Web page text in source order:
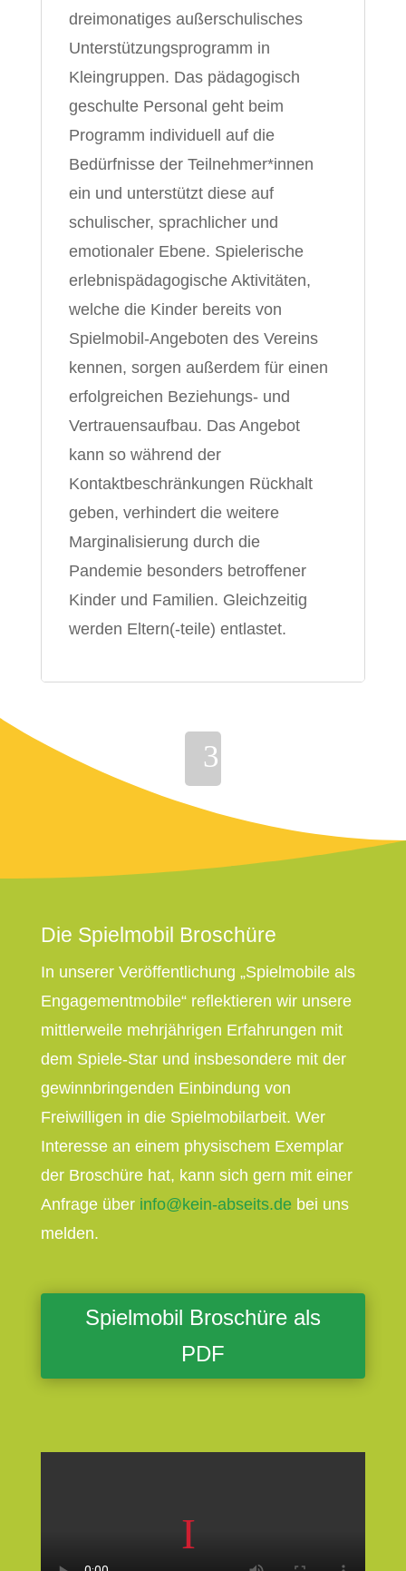
dreimonatiges außerschulisches
Unterstützungsprogramm in
Kleingruppen. Das pädagogisch
geschulte Personal geht beim
Programm individuell auf die
Bedürfnisse der Teilnehmer*innen
ein und unterstützt diese auf
schulischer, sprachlicher und
emotionaler Ebene. Spielerische
erlebnispädagogische Aktivitäten,
welche die Kinder bereits von
Spielmobil-Angeboten des Vereins
kennen, sorgen außerdem für einen
erfolgreichen Beziehungs- und
Vertrauensaufbau. Das Angebot
kann so während der
Kontaktbeschränkungen Rückhalt
geben, verhindert die weitere
Marginalisierung durch die
Pandemie besonders betroffener
Kinder und Familien. Gleichzeitig
werden Eltern(-teile) entlastet.
3
Die Spielmobil Broschüre
In unserer Veröffentlichung „Spielmobile als
Engagementmobile“ reflektieren wir unsere
mittlerweile mehrjährigen Erfahrungen mit
dem Spiele-Star und insbesondere mit der
gewinnbringenden Einbindung von
Freiwilligen in die Spielmobilarbeit. Wer
Interesse an einem physischem Exemplar
der Broschüre hat, kann sich gern mit einer
Anfrage über info@kein-abseits.debei uns
melden.
Spielmobil Broschüre als
PDF